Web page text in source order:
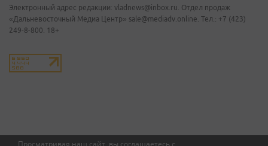
Просматривая наш сайт, вы соглашаетесь с
Электронный адрес редакции: vladnews@inbox.ru. Отдел продаж
«Дальневосточный Медиа Центр» sale@mediadv.online. Тел.: +7 (423)
249-8-800. 18+